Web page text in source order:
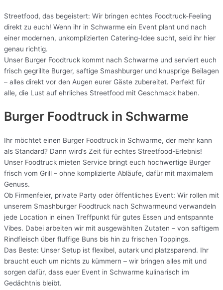
Streetfood, das begeistert: Wir bringen echtes Foodtruck-Feeling
direkt zu euch! Wenn ihr in Schwarme ein Event plant und nach
einer modernen, unkomplizierten Catering-Idee sucht, seid ihr hier
genau richtig.
Unser Burger Foodtruck kommt nach Schwarme und serviert euch
frisch gegrillte Burger, saftige Smashburger und knusprige Beilagen
– alles direkt vor den Augen eurer Gäste zubereitet. Perfekt für
alle, die Lust auf ehrliches Streetfood mit Geschmack haben.
Burger Foodtruck in Schwarme
Ihr möchtet einen Burger Foodtruck in Schwarme, der mehr kann
als Standard? Dann wird’s Zeit für echtes Streetfood-Erlebnis!
Unser Foodtruck mieten Service bringt euch hochwertige Burger
frisch vom Grill – ohne komplizierte Abläufe, dafür mit maximalem
Genuss.
Ob Firmenfeier, private Party oder öffentliches Event: Wir rollen mit
unserem Smashburger Foodtruck nach Schwarmeund verwandeln
jede Location in einen Treffpunkt für gutes Essen und entspannte
Vibes. Dabei arbeiten wir mit ausgewählten Zutaten – von saftigem
Rindfleisch über fluffige Buns bis hin zu frischen Toppings.
Das Beste: Unser Setup ist flexibel, autark und platzsparend. Ihr
braucht euch um nichts zu kümmern – wir bringen alles mit und
sorgen dafür, dass euer Event in Schwarme kulinarisch im
Gedächtnis bleibt.